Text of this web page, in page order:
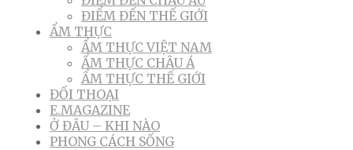
ĐIỂM ĐẾN THẾ GIỚI
ẨM THỰC
ẨM THỰC VIỆT NAM
ẨM THỰC CHÂU Á
ẨM THỰC THẾ GIỚI
ĐỐI THOẠI
E.MAGAZINE
Ở ĐÂU – KHI NÀO
PHONG CÁCH SỐNG